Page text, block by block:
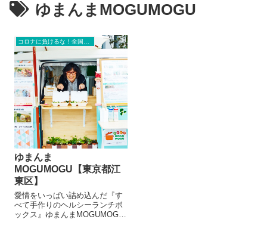
ゆまんまMOGUMOGU
コロナに負けるな！全国の移動販売店紹介
ゆまんま
MOGUMOGU【東京都江
東区】
愛情をいっぱい詰め込んだ『す
べて手作りのヘルシーランチボ
ックス』ゆまんまMOGUMOGU